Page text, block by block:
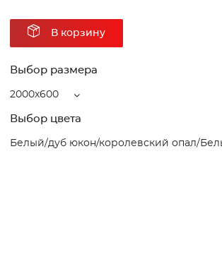
⚠
В корзину
Выбор размера
2000x600
Выбор цвета
Белый/дуб юкон/королевский опал/